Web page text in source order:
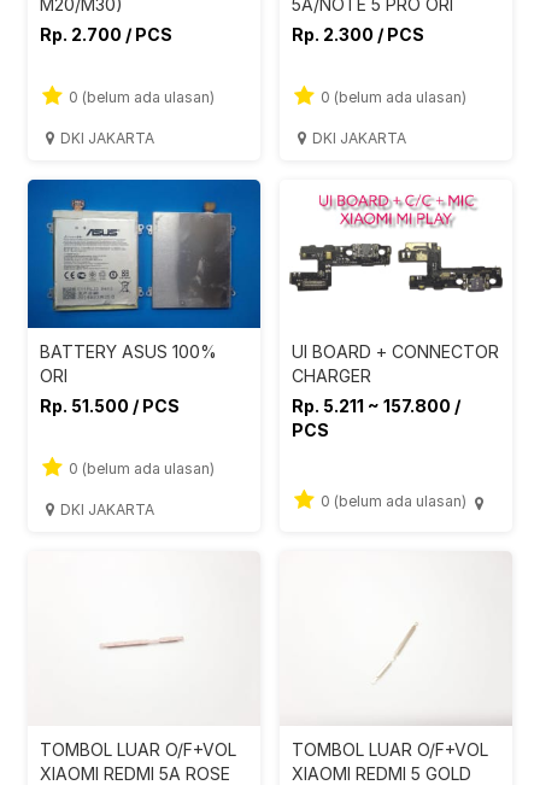
M20/M30)
Rp. 2.700 / PCS
0 (belum ada ulasan)
DKI JAKARTA
5A/NOTE 5 PRO ORI
Rp. 2.300 / PCS
0 (belum ada ulasan)
DKI JAKARTA
BATTERY ASUS 100%
ORI
Rp. 51.500 / PCS
0 (belum ada ulasan)
DKI JAKARTA
UI BOARD + CONNECTOR
CHARGER
Rp. 5.211 ~ 157.800 /
PCS
0 (belum ada ulasan)
TOMBOL LUAR O/F+VOL
XIAOMI REDMI 5A ROSE
TOMBOL LUAR O/F+VOL
XIAOMI REDMI 5 GOLD